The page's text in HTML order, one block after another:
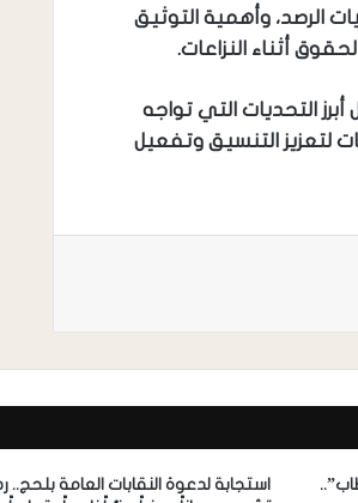
الرصد، وأهمية التوثيق
أثناء النزاعات.
التحديات التي تواجه
لتعزيز التنسيق وتفعيل
استجابة لدعوة النقابات العامة بلحج..